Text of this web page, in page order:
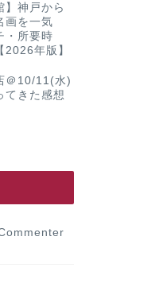
】神戸から
画を一気
・所要時
2026年版】
＠10/11(水)
てきた感想